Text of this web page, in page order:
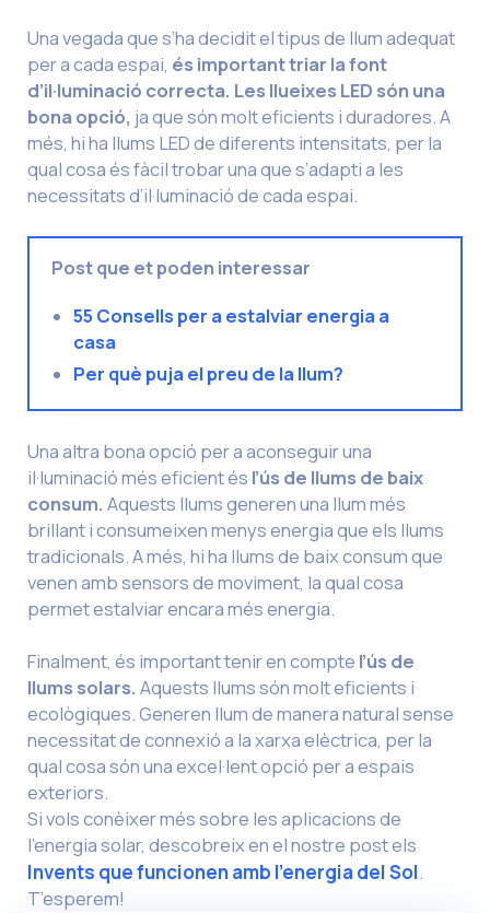
Una vegada que s’ha decidit el tipus de llum adequat
per a cada espai, és important triar la font
d’il·luminació correcta. Les llueixes LED són una
bona opció, ja que són molt eficients i duradores. A
més, hi ha llums LED de diferents intensitats, per la
qual cosa és fàcil trobar una que s’adapti a les
necessitats d’il·luminació de cada espai.
Post que et poden interessar
55 Consells per a estalviar energia a
casa
Per què puja el preu de la llum?
Una altra bona opció per a aconseguir una
il·luminació més eficient és l’ús de llums de baix
consum. Aquests llums generen una llum més
brillant i consumeixen menys energia que els llums
tradicionals. A més, hi ha llums de baix consum que
venen amb sensors de moviment, la qual cosa
permet estalviar encara més energia.
Finalment, és important tenir en compte l’ús de
llums solars. Aquests llums són molt eficients i
ecològiques. Generen llum de manera natural sense
necessitat de connexió a la xarxa elèctrica, per la
qual cosa són una excel·lent opció per a espais
exteriors.
Si vols conèixer més sobre les aplicacions de
l’energia solar, descobreix en el nostre post els
Invents que funcionen amb l’energia del Sol.
T’esperem!